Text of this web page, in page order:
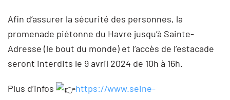
Afin d’assurer la sécurité des personnes, la
promenade piétonne du Havre jusqu’à Sainte-
Adresse (le bout du monde) et l’accès de l’estacade
seront interdits le 9 avril 2024 de 10h à 16h.
Plus d’infos
https://www.seine-